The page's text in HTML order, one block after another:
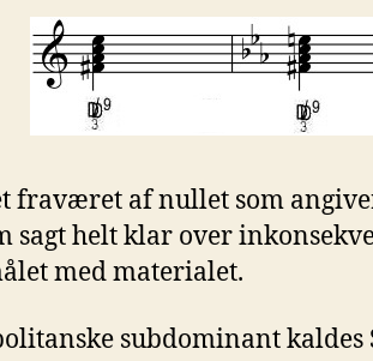
fraværet af nullet som
sagt helt klar over
med materialet.
subdominant kaldes